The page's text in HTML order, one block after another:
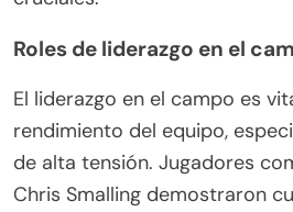
Roles de liderazgo en el
El liderazgo en el campo es
rendimiento del equipo,
de alta tensión. Jugadores
Chris Smalling demostraron